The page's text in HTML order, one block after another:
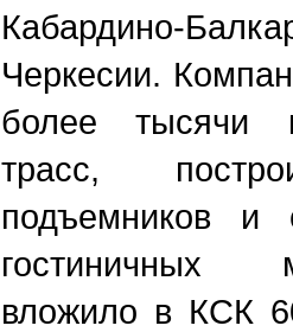
Кабардино-
Черкесии.
более тысячи
трасс,
подъемников и
гостиничных
вложило в КСК